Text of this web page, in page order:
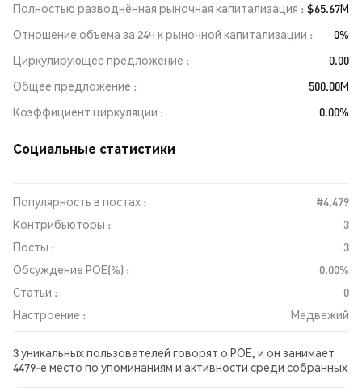
Полностью разводнённая рыночная капитализация
$65.67M
Отношение объема за 24ч к рыночной капитализации
0%
Циркулирующее предложение
0.00
Общее предложение
500.00M
Коэффициент циркуляции
0.00%
Социальные статистики
Популярность в постах :
#4,479
Контрибьюторы :
3
Посты :
3
Обсуждение POE(%) :
0.00%
Статьи :
0
Настроение :
Медвежий
3 уникальных пользователей говорят о POE, и он занимает
4479-е место по упоминаниям и активности среди собранных